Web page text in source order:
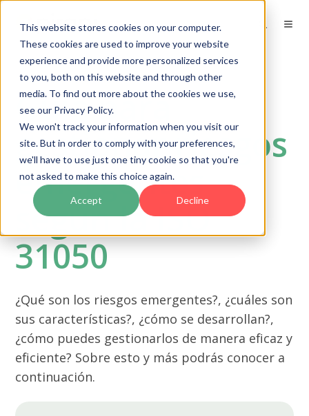
This website stores cookies on your computer.
These cookies are used to improve your website
experience and provide more personalized services
to you, both on this website and through other
media. To find out more about the cookies we use,
see our Privacy Policy.
We won't track your information when you visit our
site. But in order to comply with your preferences,
we'll have to use just one tiny cookie so that you're
not asked to make this choice again.
Accept Decline
Guía para
gestionar riesgos
emergentes
según la ISO
31050
¿Qué son los riesgos emergentes?, ¿cuáles son
sus características?, ¿cómo se desarrollan?,
¿cómo puedes gestionarlos de manera eficaz y
eficiente? Sobre esto y más podrás conocer a
continuación.